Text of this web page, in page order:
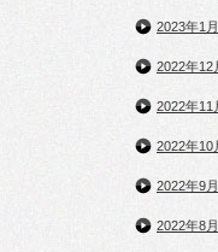
2023年1月
2022年12
2022年11
2022年10
2022年9月
2022年8月